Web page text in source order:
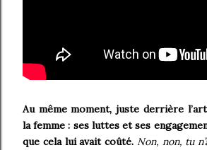
Au même moment, juste derrière
la femme : ses luttes et ses
que cela lui avait coûté. Non, non, tu